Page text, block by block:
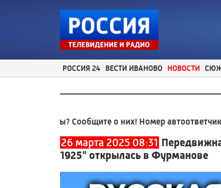
РОССИЯ 24 ВЕСТИ ИВАНОВО НОВОСТИ
Сообщите о них! Номер автоответчика:8
26 марта 2025 08:31
1925" открылась в Фурманове